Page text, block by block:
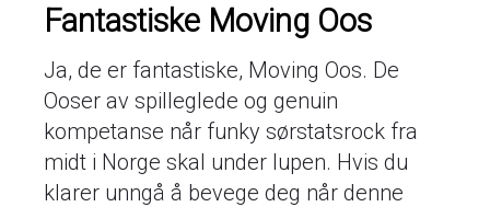
Fantastiske Moving Oos
Ja, de er fantastiske, Moving Oos. De
Ooser av spilleglede og genuin
kompetanse når funky sørstatsrock fra
midt i Norge skal under lupen. Hvis du
klarer unngå å bevege deg når denne